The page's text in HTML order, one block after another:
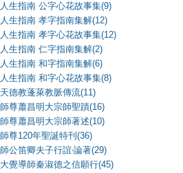
人生指南 公字心花故事集(9)
人生指南 孝字指南集解(12)
人生指南 孝字心花故事集(12)
人生指南 仁字指南集解(2)
人生指南 和字指南集解(6)
人生指南 和字心花故事集(8)
天德教蓬萊教脈傳流(11)
師尊蕭昌明大宗師聖蹟(16)
師尊蕭昌明大宗師著述(10)
師尊120年聖誕特刊(36)
師公笛卿夫子行誼‧論著(29)
大覺導師秦淑德之信願行(45)